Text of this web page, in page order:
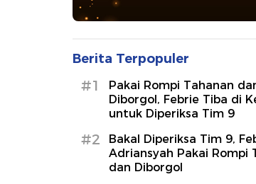
Berita Terpopuler
#1
Pakai Rompi Tahanan
Diborgol, Febrie Tiba di
untuk Diperiksa Tim 9
#2
Bakal Diperiksa Tim 9,
Adriansyah Pakai Rompi
dan Diborgol